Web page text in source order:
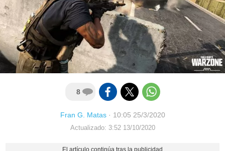
8
Fran G. Matas· 10:05 25/3/2020
Actualizado: 3:52 13/10/2020